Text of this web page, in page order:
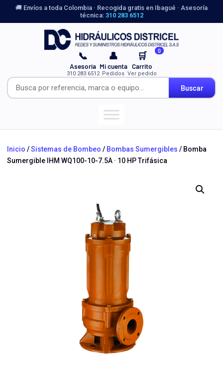
🚚 Envíos a toda Colombia · Recogida gratis en Ibagué · Asesoría
técnica: 310 283 6512
Buscar
📞
Asesoría
310 283 6512
👤
Mi cuenta
Pedidos
🛒 0
Carrito
Ver pedido
Inicio /Sistemas de Bombeo / Bombas Sumergibles / Bomba
Sumergible IHM WQ100-10-7.5A · 10 HP Trifásica